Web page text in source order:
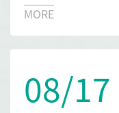
工備案流程是什么
MORE
08/17